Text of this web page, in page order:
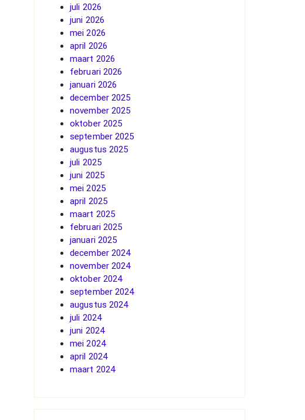
juli 2026
juni 2026
mei 2026
april 2026
maart 2026
februari 2026
januari 2026
december 2025
november 2025
oktober 2025
september 2025
augustus 2025
juli 2025
juni 2025
mei 2025
april 2025
maart 2025
februari 2025
januari 2025
december 2024
november 2024
oktober 2024
september 2024
augustus 2024
juli 2024
juni 2024
mei 2024
april 2024
maart 2024